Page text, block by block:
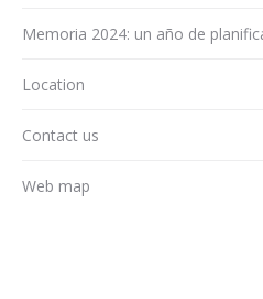
Memoria 2024: un año de
Location
Contact us
Web map